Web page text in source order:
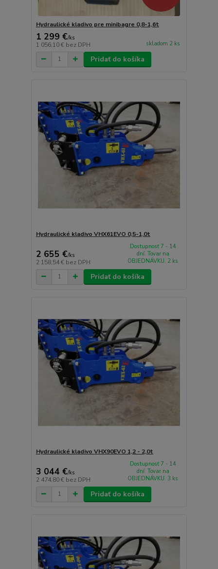
Hydraulické kladivo pre minibagre 0,8-1,6t
1 299 €/ks
1 056,10 € bez DPH skladom 2 ks
Pridať do košíka
Hydraulické kladivo VHX61EVO 0,5-1,0t
2 655 €/ks
2 158,54 € bez DPH
Dostupnosť 7 - 14
dní. Tovar na
OBJEDNÁVKU. 2 ks
Pridať do košíka
Hydraulické kladivo VHX90EVO 1,2 - 2,0t
3 044 €/ks
2 474,80 € bez DPH
Dostupnosť 7 - 14
dní. Tovar na
OBJEDNÁVKU. 3 ks
Pridať do košíka